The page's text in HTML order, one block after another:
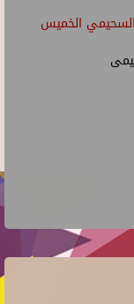
السحيمي الخميس